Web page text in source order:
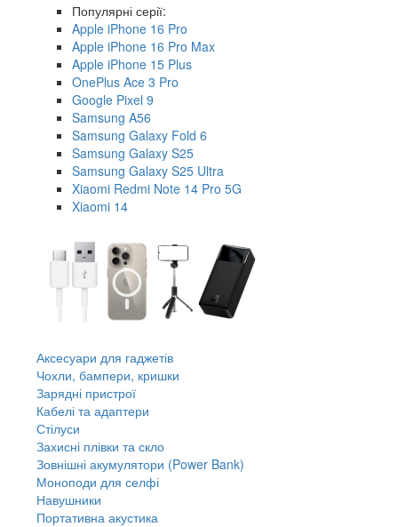
Популярні серії:
Apple iPhone 16 Pro
Apple iPhone 16 Pro Max
Apple iPhone 15 Plus
OnePlus Ace 3 Pro
Google Pixel 9
Samsung A56
Samsung Galaxy Fold 6
Samsung Galaxy S25
Samsung Galaxy S25 Ultra
Xiaomi Redmi Note 14 Pro 5G
Xiaomi 14
Аксесуари для гаджетів
Чохли, бампери, кришки
Зарядні пристрої
Кабелі та адаптери
Стілуси
Захисні плівки та скло
Зовнішні акумулятори (Power Bank)
Моноподи для селфі
Навушники
Портативна акустика